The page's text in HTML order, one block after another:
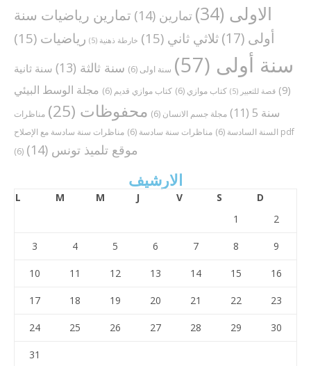
الاولى (34) تمارين (14)
تمارين رياضيات سنة
أولى (17) ثلاثي ثاني (15) خارطة ذهنية (5) رياضيات (15)
سنة أولى (57) سنة اولى (6) سنة ثالثة (13)
سنة ثانية
(9)
قصة للتعبير (5) كتاب موازي (6) كتاب موازي قديم (6)
مجلة الوسط البيئي
سنة 5
(11) مجلة جسم الانسان (6) محفوظات (25)
مناظرات
السنة السادسة (6) مناظرات سنة سادسة (6)
مناظرات سنة سادسة مع الإصلاح pdf
(6)
موقع تلميذ تونس (14)
الارشيف
L M M J V S
D
1
2
3 4 5 6 7 8 9
10 11 12 13 14 15 16
17 18 19 20 21 22 23
24 25 26 27 28 29 30
31